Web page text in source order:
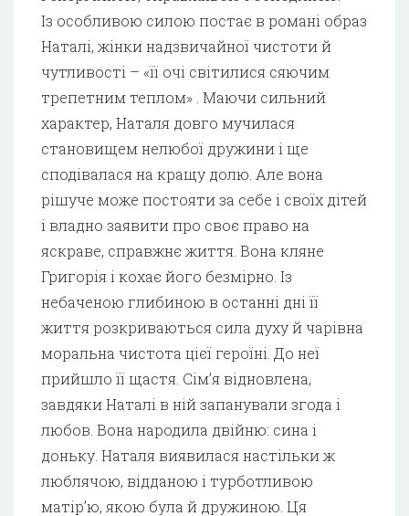
Із особливою силою постає в романі образ
Наталі, жінки надзвичайної чистоти й
чутливості – «її очі світилися сяючим
трепетним теплом» . Маючи сильний
характер, Наталя довго мучилася
становищем нелюбої дружини і ще
сподівалася на кращу долю. Але вона
рішуче може постояти за себе і своїх дітей
і владно заявити про своє право на
яскраве, справжнє життя. Вона кляне
Григорія і кохає його безмірно. Із
небаченою глибиною в останні дні її
життя розкриваються сила духу й чарівна
моральна чистота цієї героїні. До неї
прийшло її щастя. Сім’я відновлена,
завдяки Наталі в ній запанували згода і
любов. Вона народила двійню: сина і
доньку. Наталя виявилася настільки ж
люблячою, відданою і турботливою
матір’ю, якою була й дружиною. Ця